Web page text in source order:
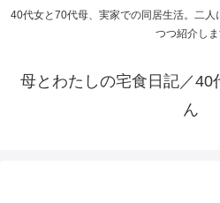
40代女と70代母、実家での同居生活。二人
つつ紹介しま
母とわたしの宅食日記／40
ん